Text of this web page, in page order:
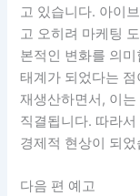
고 있습니다. 아이
고 오히려 마케팅
본적인 변화를 의
태계가 되었다는
재생산하면서, 이
직결됩니다. 따라
경제적 현상이 되었
다음 편 예고